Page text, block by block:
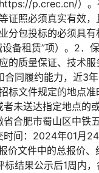
p.crec.cn/）
证照必须真实有效
分包投标的必须具
备租赁”项）。2．
的质量保证、技术
同履约能力，近3
标文件规定的地点
未送达指定地点的
合肥市蜀山区中
间：2024年01月
价文件中的总报价
结果公示后1周内